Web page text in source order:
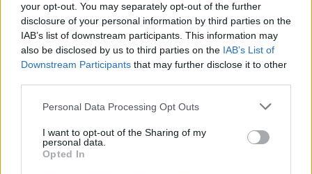
your opt-out. You may separately opt-out of the further
disclosure of your personal information by third parties on the
IAB’s list of downstream participants. This information may
also be disclosed by us to third parties on the IAB’s List of
Downstream Participants that may further disclose it to other
Personal Data Processing Opt Outs
I want to opt-out of the Sharing of my
personal data.
Opted In
dedicati ai pazienti Covid: 129 pronti e in parte utilizzati, ulteriori
128 allestiti e liberi in caso di necessità, a cui se ne
aggiungeranno 30 da inaugurare nei prossimi giorni al Policlinico
di Modena e 14 al Policlinico Sant’Orsola di Bologna, a
Peraltro, giànella fase del picco epidemico
, la scorsa
primavera, grazie al